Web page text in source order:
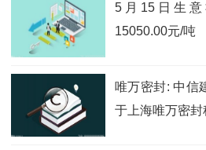
5月15日生意
15050.00元/吨
唯万密封: 中信
于上海唯万密
产购买之2025